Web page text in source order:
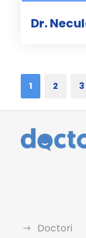
Dr.
1 2 3
Doctori